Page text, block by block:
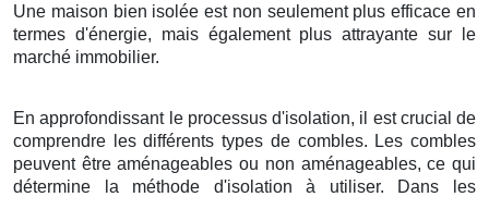
Une maison bien isolée est non seulement plus efficace en
termes d'énergie, mais également plus attrayante sur le
marché immobilier.
En approfondissant le processus d'isolation, il est crucial de
comprendre les différents types de combles. Les combles
peuvent être aménageables ou non aménageables, ce qui
détermine la méthode d'isolation à utiliser. Dans les